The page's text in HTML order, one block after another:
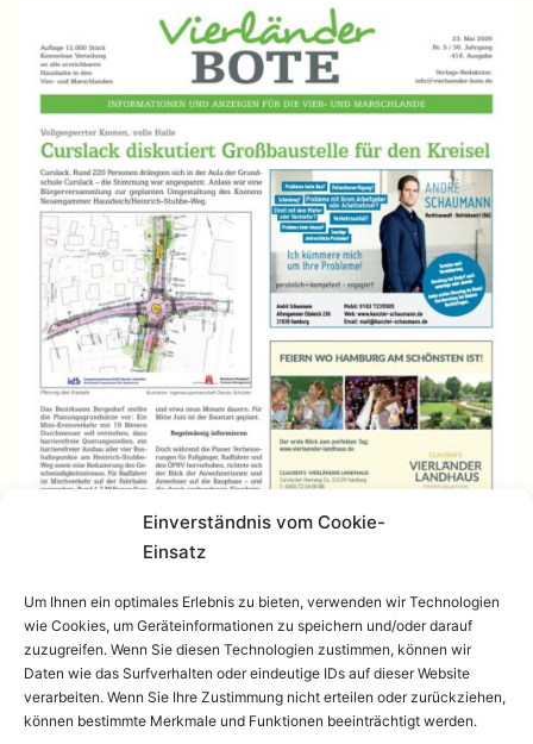
Einverständnis vom Cookie-
Einsatz
Um Ihnen ein optimales Erlebnis zu bieten, verwenden wir Technologien
wie Cookies, um Geräteinformationen zu speichern und/oder darauf
zuzugreifen. Wenn Sie diesen Technologien zustimmen, können wir
Daten wie das Surfverhalten oder eindeutige IDs auf dieser Website
verarbeiten. Wenn Sie Ihre Zustimmung nicht erteilen oder zurückziehen,
können bestimmte Merkmale und Funktionen beeinträchtigt werden.